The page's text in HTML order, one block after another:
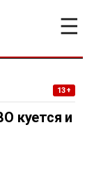
☰
13+
куется и